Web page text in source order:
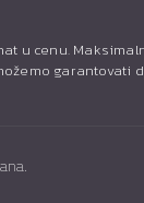
u cenu.